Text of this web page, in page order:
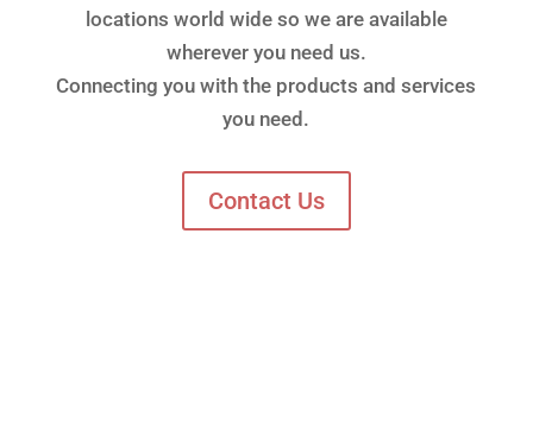
locations world wide so we are available
wherever you need us.
Connecting you with the products and services
you need.
Contact Us